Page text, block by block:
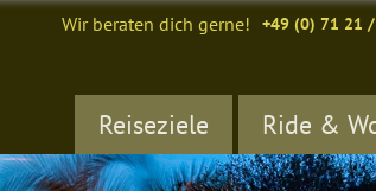
+49 (0) 71 21
Wir beraten dich gerne!
Reiseziele Ride &